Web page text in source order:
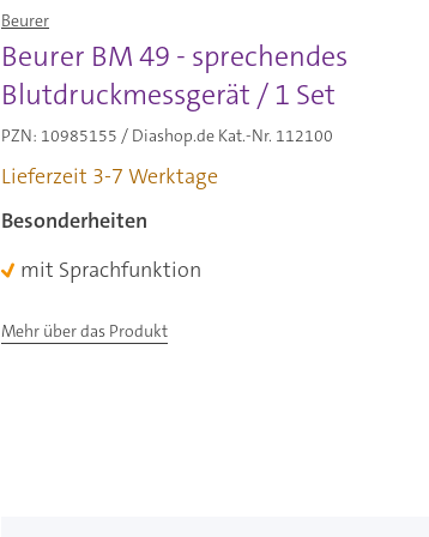
Beurer
Beurer BM 49 - sprechendes
Blutdruckmessgerät / 1 Set
PZN: 10985155 / Diashop.de Kat.-Nr. 112100
Lieferzeit 3-7 Werktage
Besonderheiten
mit Sprachfunktion
Mehr über das Produkt